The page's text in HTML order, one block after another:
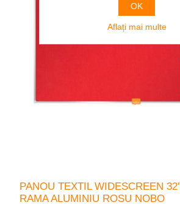
PANOU TEXTIL WIDESCREEN
RAMA ALUMINIU ROSU NOBO
OK
Aflați mai multe